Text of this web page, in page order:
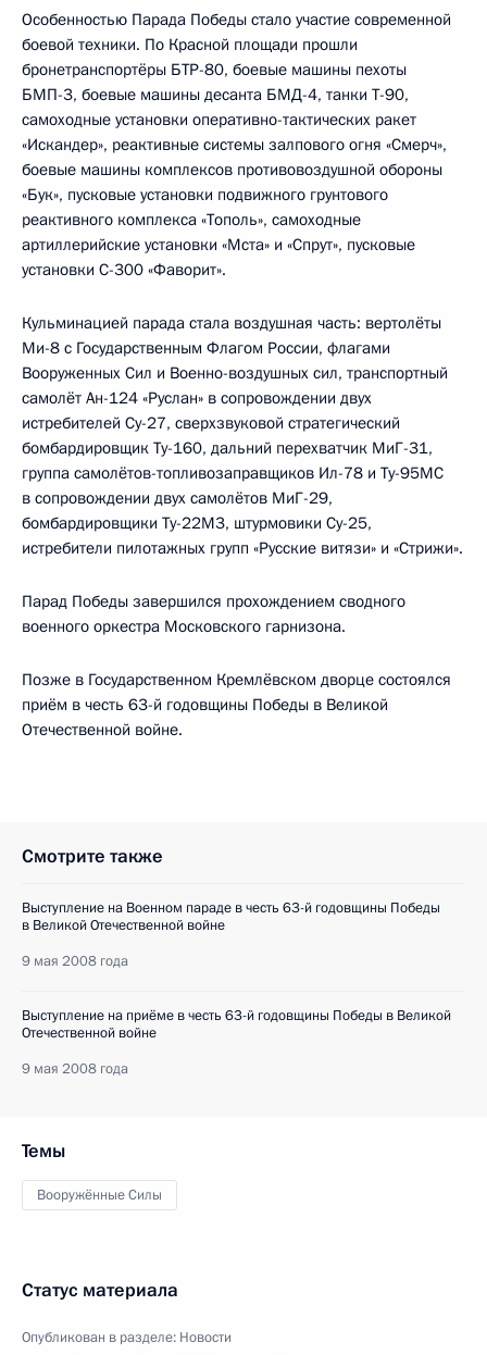
Особенностью Парада Победы стало участие современной
боевой техники. По Красной площади прошли
бронетранспортёры БТР-80, боевые машины пехоты
БМП-3, боевые машины десанта БМД-4, танки Т-90,
самоходные установки оперативно-тактических ракет
«Искандер», реактивные системы залпового огня «Смерч»,
боевые машины комплексов противовоздушной обороны
«Бук», пусковые установки подвижного грунтового
реактивного комплекса «Тополь», самоходные
артиллерийские установки «Мста» и «Спрут», пусковые
установки С-300 «Фаворит».
Кульминацией парада стала воздушная часть: вертолёты
Ми-8 с Государственным Флагом России, флагами
Вооруженных Сил и Военно-воздушных сил, транспортный
самолёт Ан-124 «Руслан» в сопровождении двух
истребителей Су-27, сверхзвуковой стратегический
бомбардировщик Ту-160, дальний перехватчик МиГ-31,
группа самолётов-топливозаправщиков Ил-78 и Ту-95МС
в сопровождении двух самолётов МиГ-29,
бомбардировщики Ту-22М3, штурмовики Су-25,
истребители пилотажных групп «Русские витязи» и «Стрижи».
Парад Победы завершился прохождением сводного
военного оркестра Московского гарнизона.
Позже в Государственном Кремлёвском дворце состоялся
приём в честь 63-й годовщины Победы в Великой
Отечественной войне.
Смотрите также
Выступление на Военном параде в честь 63-й годовщины Победы
в Великой Отечественной войне
9 мая 2008 года
Выступление на приёме в честь 63-й годовщины Победы в Великой
Отечественной войне
9 мая 2008 года
Темы
Вооружённые Силы
Статус материала
Опубликован в разделе: Новости